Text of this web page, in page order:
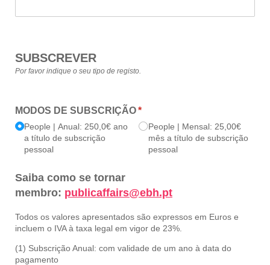
SUBSCREVER
Por favor indique o seu tipo de registo.
MODOS DE SUBSCRIÇÃO*
(obrigatório)
People | Anual: 250,0€ ano
a título de subscrição
pessoal
People | Mensal: 25,00€
mês a título de subscrição
pessoal
Saiba como se tornar
membro: publicaffairs@ebh.pt
Todos os valores apresentados são expressos em Euros e
incluem o IVA à taxa legal em vigor de 23%.
(1) Subscrição Anual: com validade de um ano à data do
pagamento